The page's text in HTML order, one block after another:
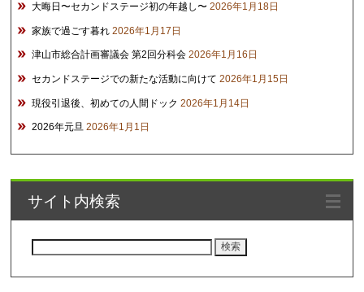
大晦日〜セカンドステージ初の年越し〜 2026年1月18日
家族で過ごす暮れ 2026年1月17日
津山市総合計画審議会 第2回分科会 2026年1月16日
セカンドステージでの新たな活動に向けて 2026年1月15日
現役引退後、初めての人間ドック 2026年1月14日
2026年元旦 2026年1月1日
サイト内検索